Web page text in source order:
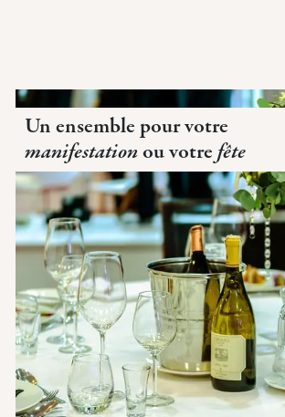
Un ensemble pour votre
manifestationou votrefête